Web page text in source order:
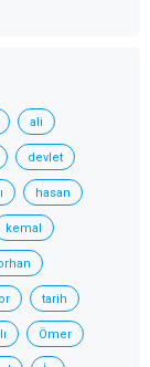
ali
devlet
hasan
kemal
tarih
Ömer